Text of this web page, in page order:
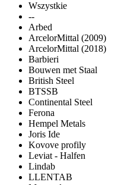
Wszystkie
--
Arbed
ArcelorMittal (2009)
ArcelorMittal (2018)
Barbieri
Bouwen met Staal
British Steel
BTSSB
Continental Steel
Ferona
Hempel Metals
Joris Ide
Kovove profily
Leviat - Halfen
Lindab
LLENTAB